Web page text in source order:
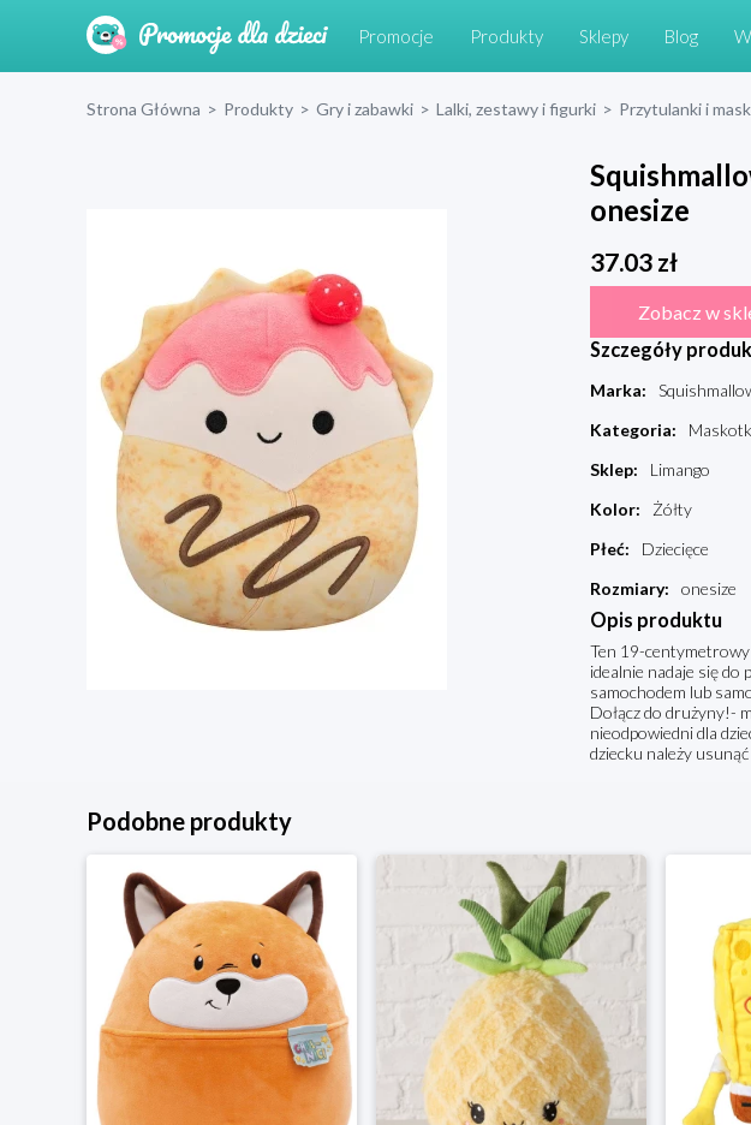
Promocje Produkty Sklepy Blog
Strona Główna > Produkty > Gry i zabawki > Lalki, zestawy i figurki > Przytulanki i
onesize
37.03zł
Zobacz w
Szczegóły
Marka:
Kategoria:
Sklep:
Limango
Kolor:
Żółty
Płeć:
Dziecięce
Rozmiary: onesize
Opis produktu
Ten 19-
idealnie nadaje się do
samochodem lub
Dołącz do drużyny!-
nieodpowiedni dla
dziecku należy
Podobne produkty